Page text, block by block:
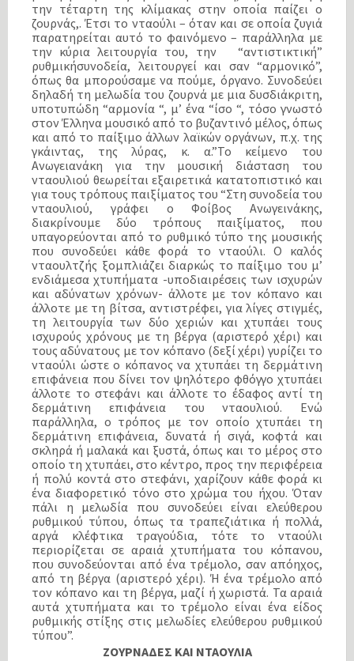
την τέταρτη της κλίμακας στην οποία παίζει ο
ζουρνάς,. Έτσι το νταούλι – όταν και σε οποία ζυγιά
παρατηρείται αυτό το φαινόμενο – παράλληλα με
την κύρια λειτουργία του, την
“αντιστικτική”
ρυθμικήσυνοδεία, λειτουργεί και σαν “αρμονικό”,
όπως θα μπορούσαμε να πούμε, όργανο. Συνοδεύει
δηλαδή τη μελωδία του ζουρνά με μια δυσδιάκριτη,
υποτυπώδη “αρμονία “, μ’ ένα “ίσο “, τόσο γνωστό
στον Έλληνα μουσικό από το βυζαντινό μέλος, όπως
και από το παίξιμο άλλων λαϊκών οργάνων, π.χ. της
γκάιντας, της λύρας, κ. α.”Το κείμενο του
Ανωγειανάκη για την μουσική διάσταση του
νταουλιού θεωρείται εξαιρετικά κατατοπιστικό και
για τους τρόπους παιξίματος του “Στη συνοδεία του
νταουλιού, γράφει ο Φοίβος Ανωγεινάκης,
διακρίνουμε δύο τρόπους παιξίματος, που
υπαγορεύονται από το ρυθμικό τύπο της μουσικής
που συνοδεύει κάθε φορά το νταούλι. Ο καλός
νταουλτζής ξομπλιάζει διαρκώς το παίξιμο του μ’
ενδιάμεσα χτυπήματα -υποδιαιρέσεις των ισχυρών
και αδύνατων χρόνων- άλλοτε με τον κόπανο και
άλλοτε με τη βίτσα, αντιστρέφει, για λίγες στιγμές,
τη λειτουργία των δύο χεριών και χτυπάει τους
ισχυρούς χρόνους με τη βέργα (αριστερό χέρι) και
τους αδύνατους με τον κόπανο (δεξί χέρι) γυρίζει το
νταούλι ώστε ο κόπανος να χτυπάει τη δερμάτινη
επιφάνεια που δίνει τον ψηλότερο φθόγγο χτυπάει
άλλοτε το στεφάνι και άλλοτε το έδαφος αντί τη
δερμάτινη επιφάνεια του νταουλιού. Ενώ
παράλληλα, ο τρόπος με τον οποίο χτυπάει τη
δερμάτινη επιφάνεια, δυνατά ή σιγά, κοφτά και
σκληρά ή μαλακά και ξυστά, όπως και το μέρος στο
οποίο τη χτυπάει, στο κέντρο, προς την περιφέρεια
ή πολύ κοντά στο στεφάνι, χαρίζουν κάθε φορά κι
ένα διαφορετικό τόνο στο χρώμα του ήχου. Όταν
πάλι η μελωδία που συνοδεύει είναι ελεύθερου
ρυθμικού τύπου, όπως τα τραπεζιάτικα ή πολλά,
αργά κλέφτικα τραγούδια, τότε το νταούλι
περιορίζεται σε αραιά χτυπήματα του κόπανου,
που συνοδεύονται από ένα τρέμολο, σαν απόηχος,
από τη βέργα (αριστερό χέρι). Ή ένα τρέμολο από
τον κόπανο και τη βέργα, μαζί ή χωριστά. Τα αραιά
αυτά χτυπήματα και το τρέμολο είναι ένα είδος
ρυθμικής στίξης στις μελωδίες ελεύθερου ρυθμικού
τύπου”.
ΖΟΥΡΝΑΔΕΣ ΚΑΙ ΝΤΑΟΥΛΙΑ